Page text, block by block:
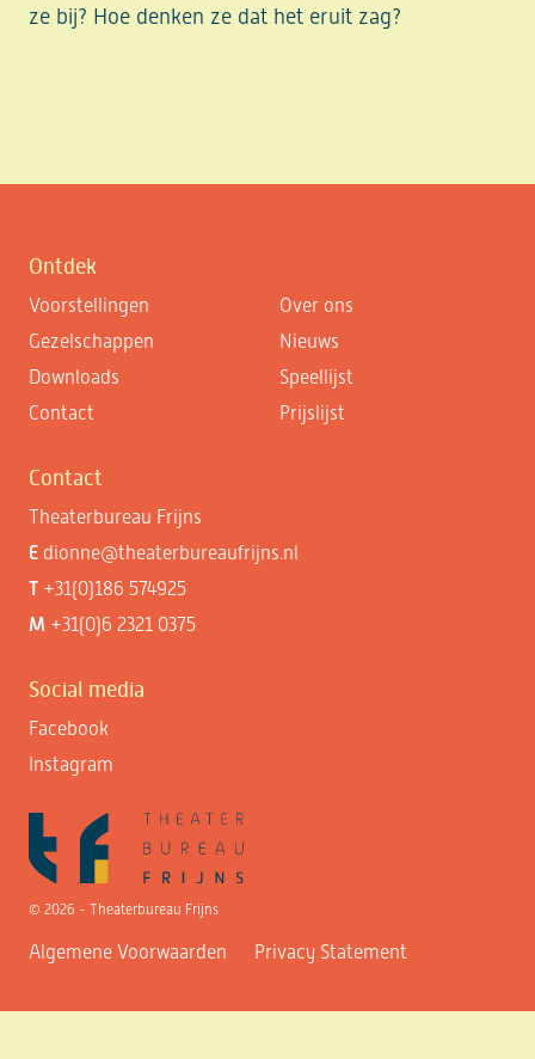
ze bij? Hoe denken ze dat het eruit zag?
Ontdek
Voorstellingen
Over ons
Gezelschappen
Nieuws
Downloads
Speellijst
Contact
Prijslijst
Contact
Theaterbureau Frijns
E dionne@theaterbureaufrijns.nl
T +31(0)186 574925
M +31(0)6 2321 0375
Social media
Facebook
Instagram
© 2026 - Theaterbureau Frijns
Algemene Voorwaarden Privacy Statement